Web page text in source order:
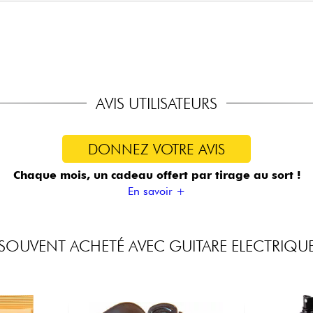
standard) : 9.42, 9.46
AVIS UTILISATEURS
DONNEZ VOTRE AVIS
Chaque mois, un cadeau offert par tirage au sort !
En savoir +
ACHETÉ AVEC GUITARE